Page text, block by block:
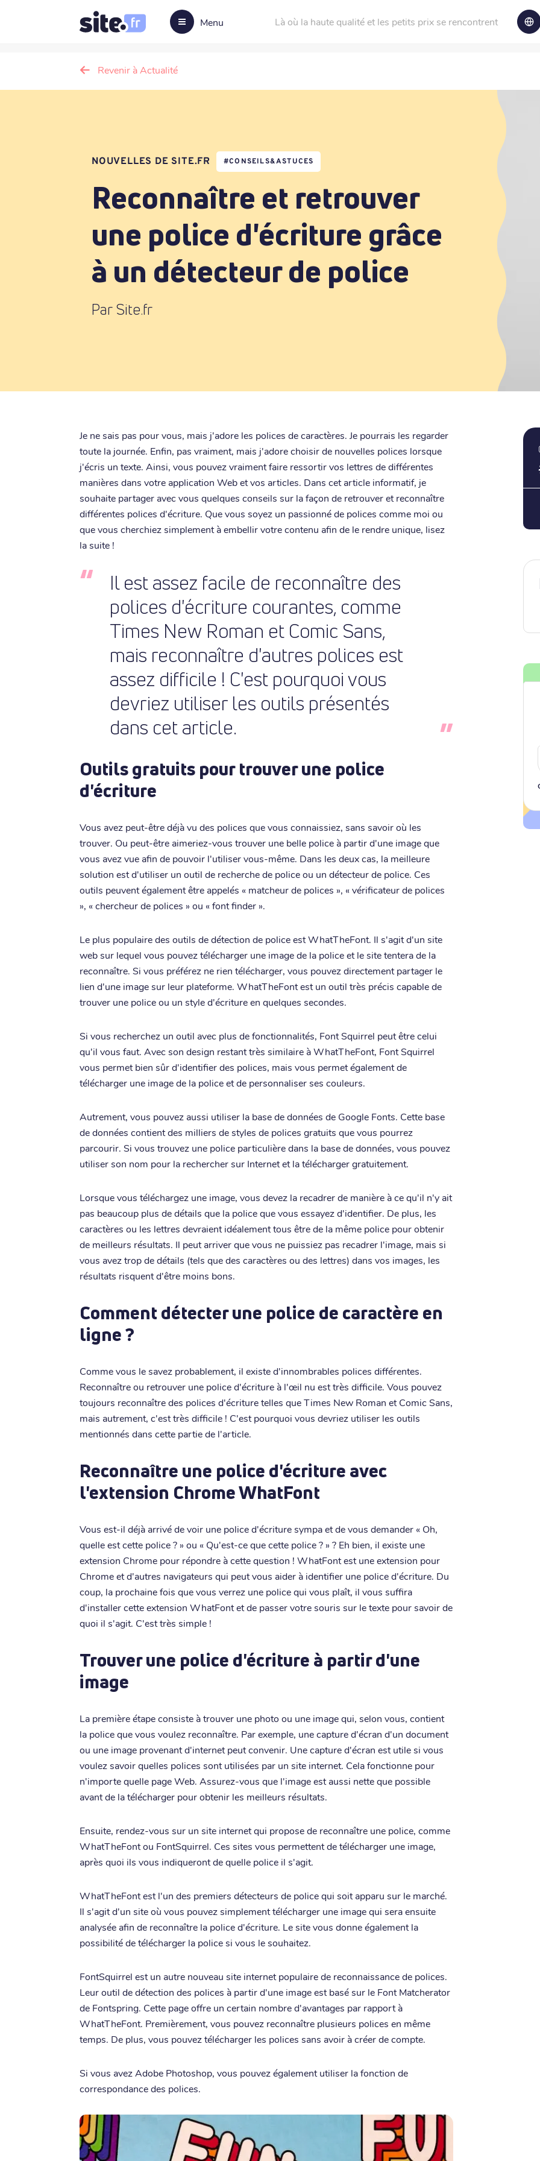
Menu Là où la haute qualité et les petits prix se rencontrent
Revenir à Actualité
NOUVELLES DE SITE.FR #CONSEILS&ASTUCES
Reconnaître et retrouver
une police d'écriture grâce
à un détecteur de police
Par Site.fr
Je ne sais pas pour vous, mais j'adore les polices de caractères. Je pourrais les regarder
toute la journée. Enfin, pas vraiment, mais j'adore choisir de nouvelles polices lorsque
j'écris un texte. Ainsi, vous pouvez vraiment faire ressortir vos lettres de différentes
manières dans votre application Web et vos articles. Dans cet article informatif, je
souhaite partager avec vous quelques conseils sur la façon de retrouver et reconnaître
différentes polices d'écriture. Que vous soyez un passionné de polices comme moi ou
que vous cherchiez simplement à embellir votre contenu afin de le rendre unique, lisez
la suite !
Il est assez facile de reconnaître des
polices d'écriture courantes, comme
Times New Roman et Comic Sans,
mais reconnaître d'autres polices est
assez difficile ! C'est pourquoi vous
devriez utiliser les outils présentés
dans cet article.
Outils gratuits pour trouver une police
d'écriture
Vous avez peut-être déjà vu des polices que vous connaissiez, sans savoir où les
trouver. Ou peut-être aimeriez-vous trouver une belle police à partir d'une image que
vous avez vue afin de pouvoir l'utiliser vous-même. Dans les deux cas, la meilleure
solution est d'utiliser un outil de recherche de police ou un détecteur de police. Ces
outils peuvent également être appelés « matcheur de polices », « vérificateur de polices
», « chercheur de polices » ou « font finder ».
Le plus populaire des outils de détection de police est WhatTheFont. Il s'agit d'un site
web sur lequel vous pouvez télécharger une image de la police et le site tentera de la
reconnaître. Si vous préférez ne rien télécharger, vous pouvez directement partager le
lien d'une image sur leur plateforme. WhatTheFont est un outil très précis capable de
trouver une police ou un style d'écriture en quelques secondes.
Si vous recherchez un outil avec plus de fonctionnalités, Font Squirrel peut être celui
qu'il vous faut. Avec son design restant très similaire à WhatTheFont, Font Squirrel
vous permet bien sûr d'identifier des polices, mais vous permet également de
télécharger une image de la police et de personnaliser ses couleurs.
Autrement, vous pouvez aussi utiliser la base de données de Google Fonts. Cette base
de données contient des milliers de styles de polices gratuits que vous pourrez
parcourir. Si vous trouvez une police particulière dans la base de données, vous pouvez
utiliser son nom pour la rechercher sur Internet et la télécharger gratuitement.
Lorsque vous téléchargez une image, vous devez la recadrer de manière à ce qu'il n'y ait
pas beaucoup plus de détails que la police que vous essayez d'identifier. De plus, les
caractères ou les lettres devraient idéalement tous être de la même police pour obtenir
de meilleurs résultats. Il peut arriver que vous ne puissiez pas recadrer l'image, mais si
vous avez trop de détails (tels que des caractères ou des lettres) dans vos images, les
résultats risquent d'être moins bons.
Comment détecter une police de caractère en
ligne ?
Comme vous le savez probablement, il existe d'innombrables polices différentes.
Reconnaître ou retrouver une police d'écriture à l'œil nu est très difficile. Vous pouvez
toujours reconnaître des polices d'écriture telles que Times New Roman et Comic Sans,
mais autrement, c'est très difficile ! C'est pourquoi vous devriez utiliser les outils
mentionnés dans cette partie de l'article.
Reconnaître une police d'écriture avec
l'extension Chrome WhatFont
Vous est-il déjà arrivé de voir une police d'écriture sympa et de vous demander « Oh,
quelle est cette police ? » ou « Qu'est-ce que cette police ? » ? Eh bien, il existe une
extension Chrome pour répondre à cette question ! WhatFont est une extension pour
Chrome et d'autres navigateurs qui peut vous aider à identifier une police d'écriture. Du
coup, la prochaine fois que vous verrez une police qui vous plaît, il vous suffira
d'installer cette extension WhatFont et de passer votre souris sur le texte pour savoir de
quoi il s'agit. C'est très simple !
Trouver une police d'écriture à partir d'une
image
La première étape consiste à trouver une photo ou une image qui, selon vous, contient
la police que vous voulez reconnaître. Par exemple, une capture d'écran d'un document
ou une image provenant d'internet peut convenir. Une capture d'écran est utile si vous
voulez savoir quelles polices sont utilisées par un site internet. Cela fonctionne pour
n'importe quelle page Web. Assurez-vous que l'image est aussi nette que possible
avant de la télécharger pour obtenir les meilleurs résultats.
Ensuite, rendez-vous sur un site internet qui propose de reconnaître une police, comme
WhatTheFont ou FontSquirrel. Ces sites vous permettent de télécharger une image,
après quoi ils vous indiqueront de quelle police il s'agit.
WhatTheFont est l'un des premiers détecteurs de police qui soit apparu sur le marché.
Il s'agit d'un site où vous pouvez simplement télécharger une image qui sera ensuite
analysée afin de reconnaître la police d'écriture. Le site vous donne également la
possibilité de télécharger la police si vous le souhaitez.
FontSquirrel est un autre nouveau site internet populaire de reconnaissance de polices.
Leur outil de détection des polices à partir d'une image est basé sur le Font Matcherator
de Fontspring. Cette page offre un certain nombre d'avantages par rapport à
WhatTheFont. Premièrement, vous pouvez reconnaître plusieurs polices en même
temps. De plus, vous pouvez télécharger les polices sans avoir à créer de compte.
Si vous avez Adobe Photoshop, vous pouvez également utiliser la fonction de
correspondance des polices.